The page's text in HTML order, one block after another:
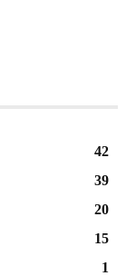
42
39
20
15
1